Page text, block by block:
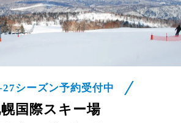
シーズン予約受付中
国際スキー場